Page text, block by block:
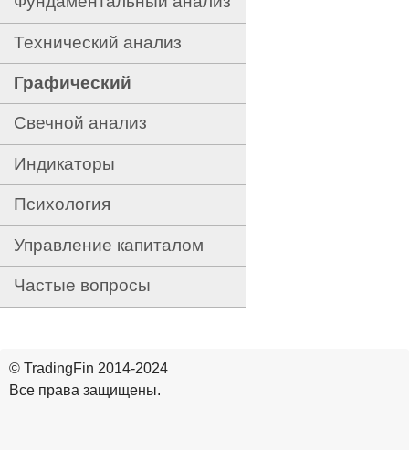
Технический анализ
Графический
Свечной анализ
Индикаторы
Психология
Управление капиталом
Частые вопросы
© TradingFin 2014-2024
Все права защищены.